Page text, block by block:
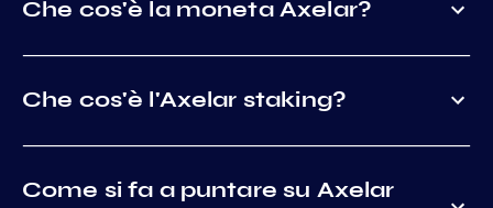
Che cos'è la moneta Axelar?
Che cos'è l'Axelar staking?
Come si fa a puntare su Axelar